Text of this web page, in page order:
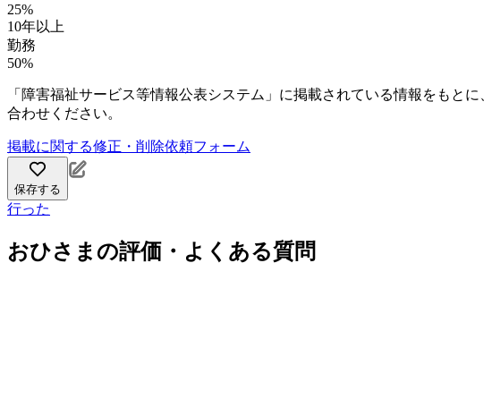
25%
10年以上
勤務
50%
「障害福祉サービス等情報公表システム」に掲載されている情報をもと
合わせください。
掲載に関する修正・削除依頼フォーム
保存する
行った
おひさまの評価・よくある質問